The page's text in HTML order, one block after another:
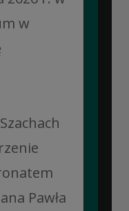
w
Pawła